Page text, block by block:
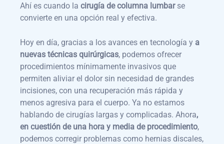
Ahí es cuando la cirugía de columna lumbarse
convierte en una opción real y efectiva.
Hoy en día, gracias a los avances en tecnología y a
nuevas técnicas quirúrgicas, podemos ofrecer
procedimientos mínimamente invasivos que
permiten aliviar el dolor sin necesidad de grandes
incisiones, con una recuperación más rápida y
menos agresiva para el cuerpo. Ya no estamos
hablando de cirugías largas y complicadas. Ahora,
en cuestión de una hora y media de procedimiento,
podemos corregir problemas como hernias discales,